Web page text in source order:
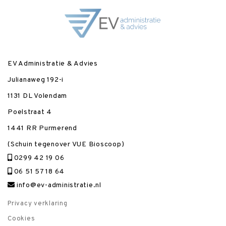
EV Administratie & Advies
Julianaweg 192-i
1131 DL Volendam
Poelstraat 4
1441 RR Purmerend
(Schuin tegenover VUE Bioscoop)
0299 42 19 06
06 51 57 18 64
info@ev-administratie.nl
Privacy verklaring
Cookies